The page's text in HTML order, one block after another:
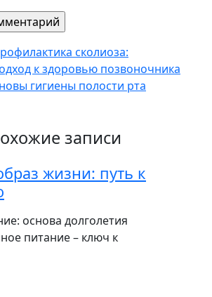
сколиоза:
к здоровью позвоночника
гигиены полости рта
записи
жизни: путь к
основа долголетия
питание – ключ к